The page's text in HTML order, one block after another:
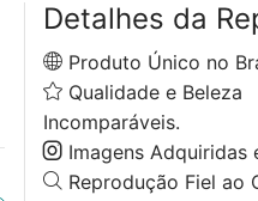
Detalhes da
Produto Único no
Qualidade e Beleza
Incomparáveis.
Imagens Adquiridas
Reprodução Fiel ao